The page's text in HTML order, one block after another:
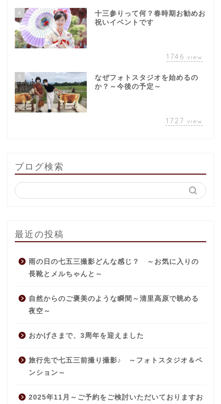
4
十三参りって何？春時期お勧めお
祝いイベントです
1746 view
5
なぜフォトスタジオを始めるの
か？～今後の予定～
1727 view
ブログ検索
最近の投稿
雨の日の七五三撮影どんな感じ？ ～お気に入りの
長靴とメルちゃんと～
自然からのご褒美のような瞬間～清里高原で眺める
夜空～
おかげさまで、3周年を迎えました
旅行先で七五三前撮り撮影♪ ～フォトスタジオ＆ペ
ンション～
2025年11月～ご予約をご検討いただいておりますお